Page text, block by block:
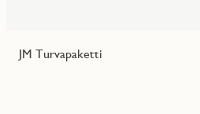
JM Turvapaketti